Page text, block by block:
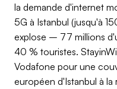
la demande d'internet
5G à Istanbul (jusqu'à
explose – 77 millions
40 % touristes.
Vodafone pour une
européen d'Istanbul à la